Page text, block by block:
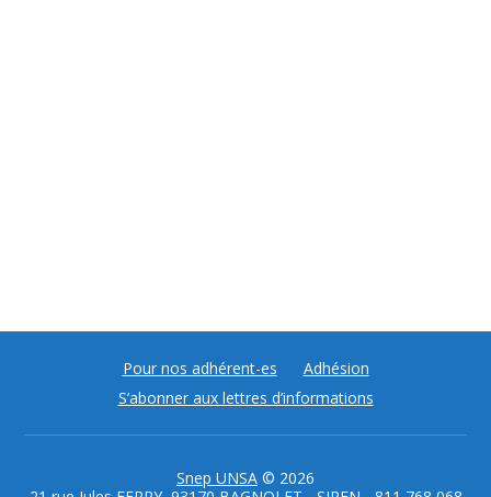
Pour nos adhérent-es
Adhésion
S’abonner aux lettres d’informations
Snep UNSA © 2026